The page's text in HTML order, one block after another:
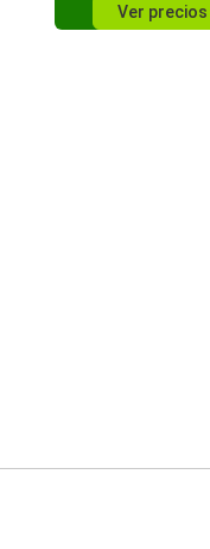
Ver precios